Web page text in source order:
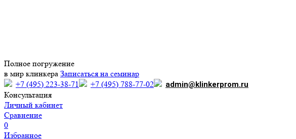
Полное погружение
в мир клинкера Записаться на семинар
+7 (495) 223-38-71
+7 (495) 788-77-02 admin@klinkerprom.ru
Консультация
Личный кабинет
Сравнение
0
Избранное